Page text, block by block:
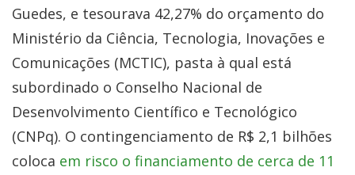
Guedes, e tesourava 42,27% do orçamento do
Ministério da Ciência, Tecnologia, Inovações e
Comunicações (MCTIC), pasta à qual está
subordinado o Conselho Nacional de
Desenvolvimento Científico e Tecnológico
(CNPq). O contingenciamento de R$ 2,1 bilhões
coloca em risco o financiamento de cerca de 11